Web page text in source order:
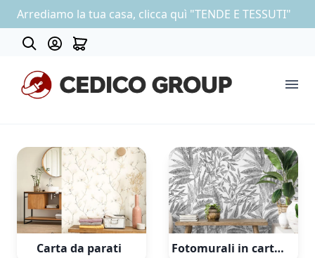
Arrediamo la tua casa, clicca quì "TENDE E TESSUTI"
COLLEZIONE CARTA DA PARATI
OUTLET
Carta da parati Fotomurali in carta parati